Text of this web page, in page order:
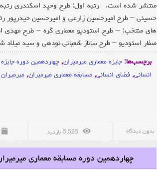
منتشر شده است. رتبه اول: طرح وحید اسکندری
حسینی – طرح امیرحسین زارعی و امیرحسین حیدرپور
های منتخب: – طرح استودیو معماری گره – طرح مهدی
صفار استودیو – طرح ساناز شعبانی نودهی و سید
برچسب‌ها:جایزه معماری میرمیران,چهاردهمین دوره
انسانی,فضای انسانی,مسابقه معماری میرمیران,میرمیران
بدون دیدگاه
چهاردهمین دوره مسابقه معماری